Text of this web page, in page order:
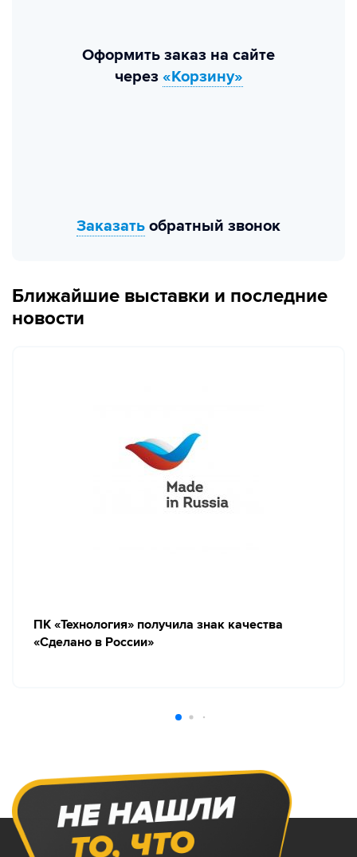
Оформить заказ на сайте
через «Корзину»
Заказать обратный звонок
Ближайшие выставки и последние
новости
ПК «Технология» получила знак качества
«Сделано в России»